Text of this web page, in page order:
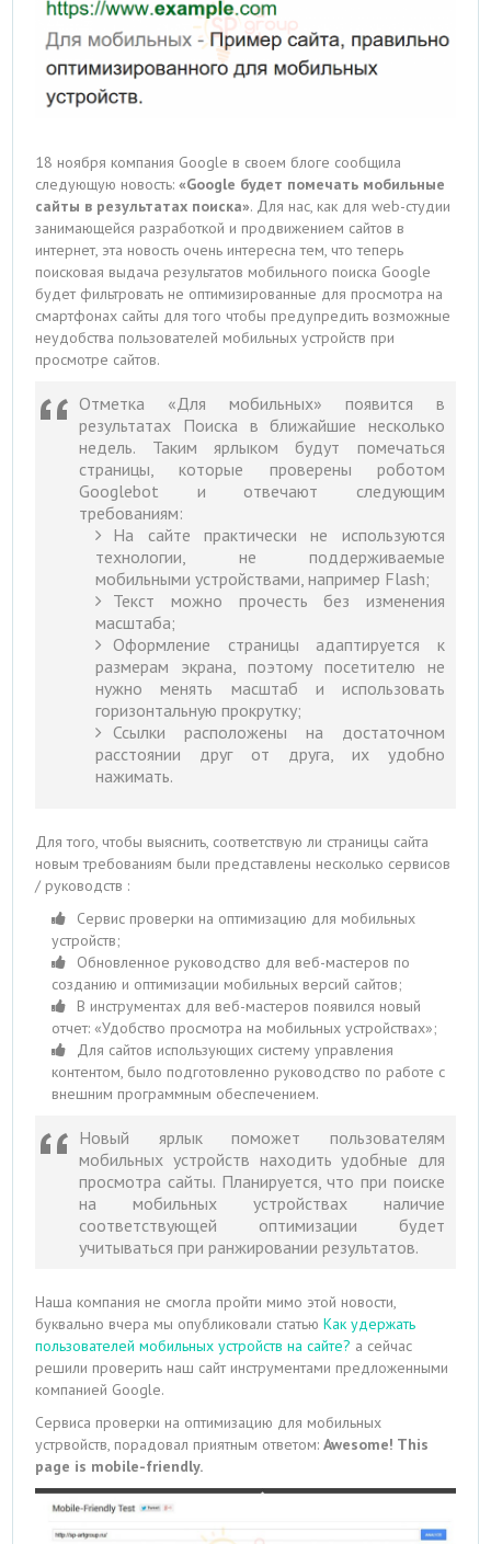
18 ноября компания Google в своем блоге сообщила
следующую новость:«Google будет помечать мобильные
сайты в результатах поиска». Для нас, как для web-студии
занимающейся разработкой и продвижением сайтов в
интернет, эта новость очень интересна тем, что теперь
поисковая выдача результатов мобильного поиска Google
будет фильтровать не оптимизированные для просмотра на
смартфонах сайты для того чтобы предупредить возможные
неудобства пользователей мобильных устройств при
просмотре сайтов.
Отметка «Для мобильных» появится в
результатах Поиска в ближайшие несколько
недель. Таким ярлыком будут помечаться
страницы, которые проверены роботом
Googlebot и отвечают следующим
требованиям:
На сайте практически не используются
технологии, не поддерживаемые
мобильными устройствами, например Flash;
Текст можно прочесть без изменения
масштаба;
Оформление страницы адаптируется к
размерам экрана, поэтому посетителю не
нужно менять масштаб и использовать
горизонтальную прокрутку;
Ссылки расположены на достаточном
расстоянии друг от друга, их удобно
нажимать.
Для того, чтобы выяснить, соответствую ли страницы сайта
новым требованиям были представлены несколько сервисов
/ руководств :
Сервис проверки на оптимизацию для мобильных
устройств;
Обновленное руководство для веб-мастеров по
созданию и оптимизации мобильных версий сайтов;
В инструментах для веб-мастеров появился новый
отчет: «Удобство просмотра на мобильных устройствах»;
Для сайтов использующих систему управления
контентом, было подготовленно руководство по работе с
внешним программным обеспечением.
Новый ярлык поможет пользователям
мобильных устройств находить удобные для
просмотра сайты. Планируется, что при поиске
на мобильных устройствах наличие
соответствующей оптимизации будет
учитываться при ранжировании результатов.
Наша компания не смогла пройти мимо этой новости,
буквально вчера мы опубликовали статьюКак удержать
пользователей мобильных устройств на сайте? а сейчас
решили проверить наш сайт инструментами предложенными
компанией Google.
Сервиса проверки на оптимизацию для мобильных
устрвойств, порадовал приятным ответом:Awesome! This
page is mobile-friendly.